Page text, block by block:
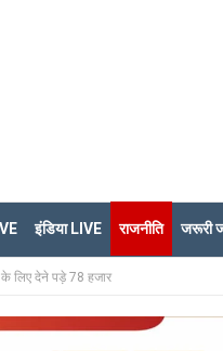
इंडिया LIVE राजनीति जरूरी
लिए देने पड़े 78 हजार